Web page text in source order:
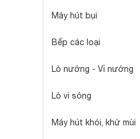
Máy hút bụi
Bếp các loại
Lò nướng - Vỉ nướng
Lò vi sóng
Máy hút khói, khử mùi